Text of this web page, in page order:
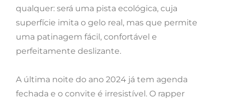
qualquer: será uma pista ecológica, cuja
superfície imita o gelo real, mas que permite
uma patinagem fácil, confortável e
perfeitamente deslizante.
A última noite do ano 2024 já tem agenda
fechada e o convite é irresistível. O rapper